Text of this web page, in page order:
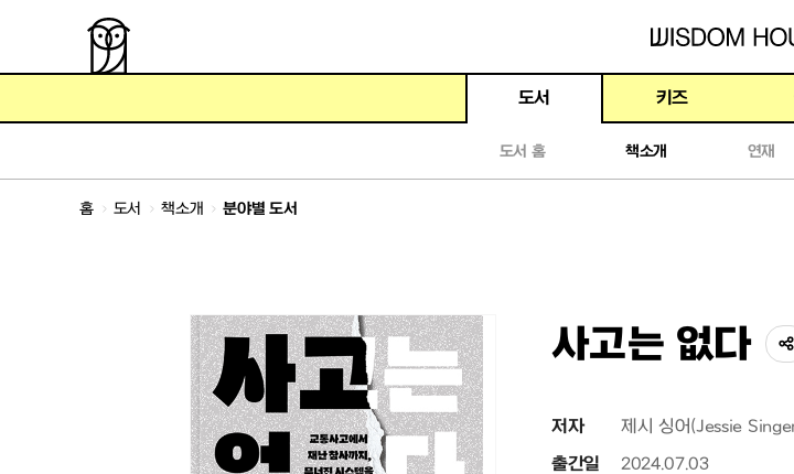
도서
도서 홈 책소개 연재
키즈
홈 도서 책소개 분야별 도서
사고는 없다
저자 제시 싱어(Jessie
출간일 2024.07.03